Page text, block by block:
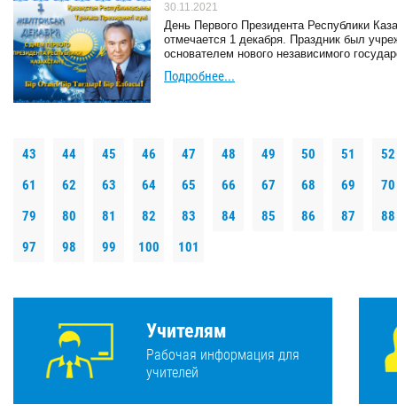
30.11.2021
День Первого Президента Республики
отмечается 1 декабря. Праздник был
основателем нового независимого
Подробнее...
43 44 45 46 47 48 49 50 51
52
61
62 63 64 65 66 67 68 69
70
79
80 81 82 83 84 85 86 87
88
97
98 99 100 101
Учителям
Рабочая информация для
учителей